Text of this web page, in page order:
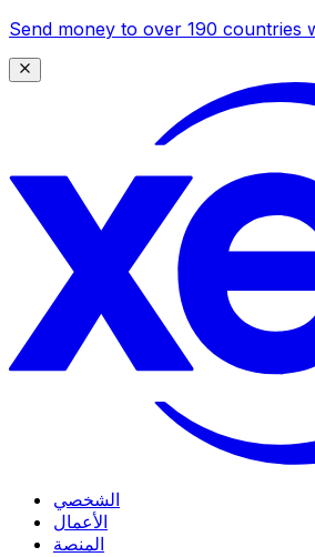
Send money to over 190 countries
الشخصي
الأعمال
المنصة